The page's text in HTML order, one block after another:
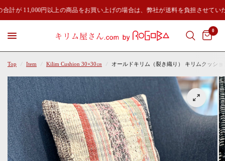
計が 11,000円以上の商品をお買い上げの場合は、弊社が送料を負担させてい
0
Top / Item / Kilim Cushion 30×30㎝ / オールドキリム（裂き織り） キリムクッ